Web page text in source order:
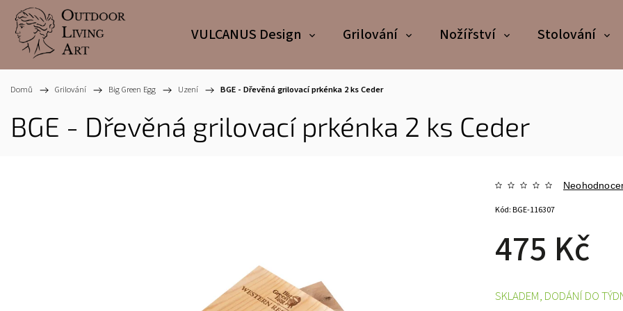
VULCANUS Design Grilování Nožířství Stolování
Domů / Grilování / Big Green Egg / Uzení / BGE - Dřevěná grilovací prkénka 2 ks Ceder
BGE - Dřevěná grilovací prkénka 2 ks Ceder
475 Kč
Kód:BGE-116307
SKLADEM, DODÁNÍ DO